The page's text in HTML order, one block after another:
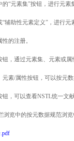
“元素集”按钮，进行元素
辅助性元素定义”，进行元
的注册。
钮，通过元素集、元素或
素/属性按钮，可以按元
钮，可以查看NSTL统一文
浏览中的按元数据规范浏